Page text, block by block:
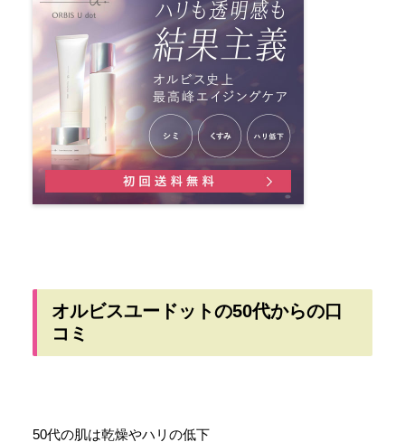
オルビスユードットの50代からの口
コミ
50代の肌は乾燥やハリの低下